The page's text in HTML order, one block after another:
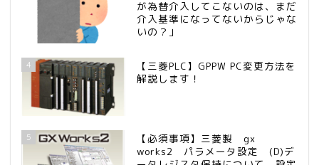
が為替介入してこないのは、まだ
介入基準になってないからじゃな
いの？」
4
【三菱PLC】GPPW PC変更方法を
解説します！
5
【必須事項】三菱製 gx
works2 パラメータ設定 (D)デ